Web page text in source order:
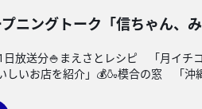
ニングトーク「信ちゃん、
日放送分🍚まえさとレシピ 「月イチ
しいお店を紹介」💰🍶模合の窓 「沖